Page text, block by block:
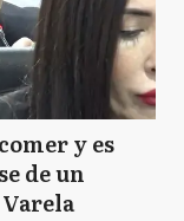
y es
de un